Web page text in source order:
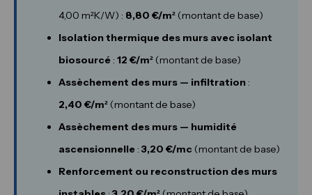
4,00 m²K/W) : 8,80 €/m² (montant de base)
Isolation thermique des murs avec isolant
biosourcé : 12 €/m² (montant de base)
Assèchement des murs — infiltration :
2,40 €/m² (montant de base)
Assèchement des murs — humidité
ascensionnelle : 3,20 €/mc (montant de base)
Renforcement ou reconstruction des murs